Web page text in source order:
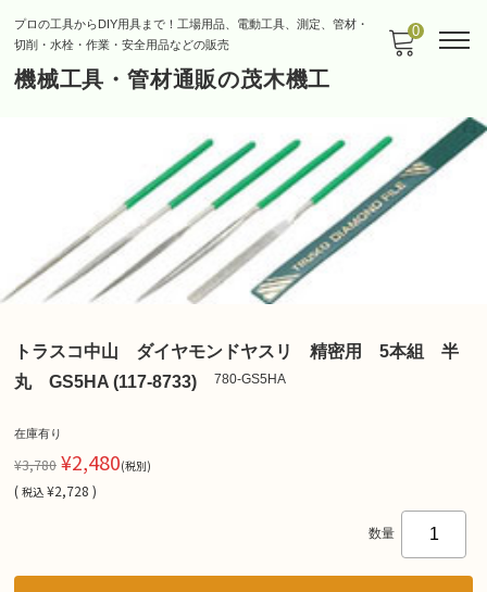
プロの工具からDIY用具まで！工場用品、電動工具、測定、管材・
切削・水栓・作業・安全用品などの販売
機械工具・管材通販の茂木機工
0
トラスコ中山 ダイヤモンドヤスリ 精密用 5本組 半
丸 GS5HA (117-8733)
780-GS5HA
在庫有り
¥3,780 ¥2,480(税別)
( 税込 ¥2,728 )
数量